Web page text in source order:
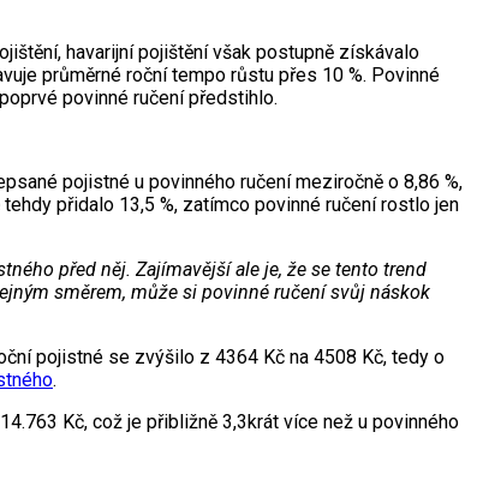
havarijní pojištění však postupně získávalo
průměrné roční tempo růstu přes 10 %. Povinné
povinné ručení předstihlo.
pojistné u povinného ručení meziročně o 8,86 %,
přidalo 13,5 %, zatímco povinné ručení rostlo jen
před něj. Zajímavější ale je, že se tento trend
směrem, může si povinné ručení svůj náskok
pojistné se zvýšilo z 4364 Kč na 4508 Kč, tedy o
.
Kč, což je přibližně 3,3krát více než u povinného